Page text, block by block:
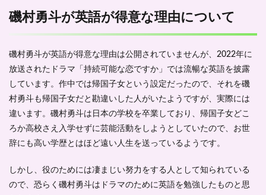
磯村勇斗が英語が得意な理由について
磯村勇斗が英語が得意な理由は公開されていませんが、2022年に
放送されたドラマ「持続可能な恋ですか」では流暢な英語を披露
しています。作中では帰国子女という設定だったので、それを磯
村勇斗も帰国子女だと勘違いした人がいたようですが、実際には
違います。磯村勇斗は日本の学校を卒業しており、帰国子女どこ
ろか高校さえ入学せずに芸能活動をしようとしていたので、お世
辞にも高い学歴とはほど遠い人生を送っているようです。
しかし、役のためには凄まじい努力をする人として知られている
ので、恐らく磯村勇斗はドラマのために英語を勉強したものと思